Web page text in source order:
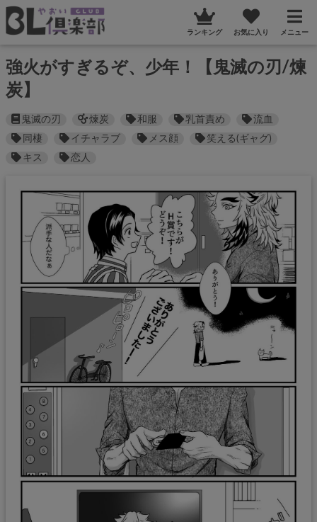
ランキング お気に入り メニュー
強火がすぎるぞ、少年！【鬼滅の刃/煉
炭】
鬼滅の刃 煉炭 和服 乳首責め
流血
同棲
イチャラブ メス顔
笑える(ギャグ)
キス
恋人